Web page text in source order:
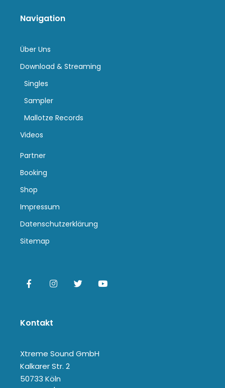
Navigation
Über Uns
Download & Streaming
Singles
Sampler
Mallotze Records
Videos
Partner
Booking
Shop
Impressum
Datenschutzerklärung
Sitemap
Kontakt
Xtreme Sound GmbH
Kalkarer Str. 2
50733 Köln